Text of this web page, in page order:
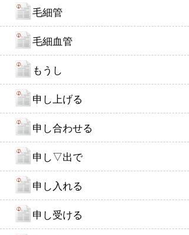
毛細管
毛細血管
もうし
申し上げる
申し合わせる
申し▽出で
申し入れる
申し受ける